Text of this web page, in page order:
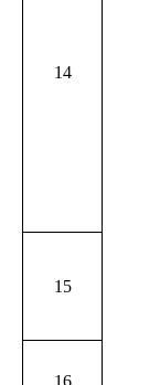
14
15
16